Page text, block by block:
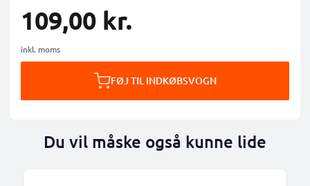
109,00 kr.
inkl. moms
FØJ TIL INDKØBSVOGN
Du vil måske også kunne lide